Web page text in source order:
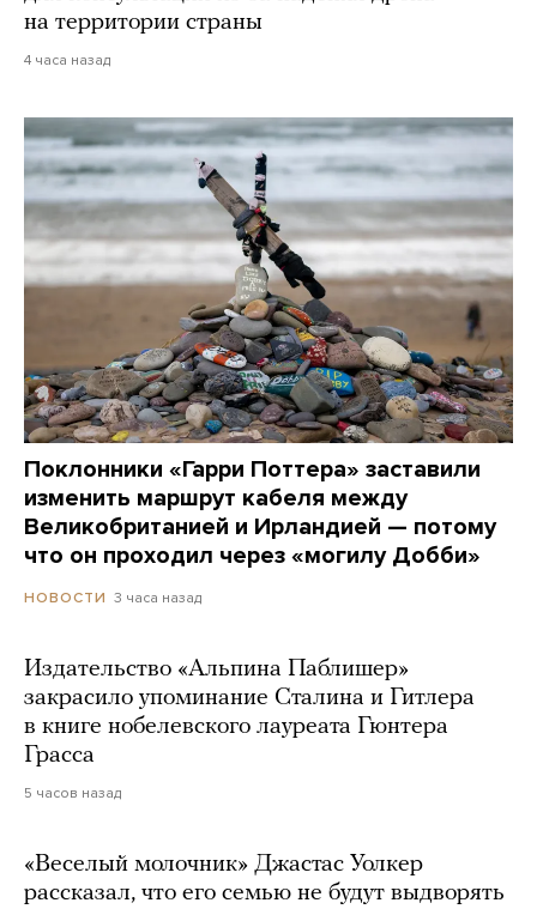
на территории страны
4 часа назад
Поклонники «Гарри Поттера» заставили
изменить маршрут кабеля между
Великобританией и Ирландией — потому
что он проходил через «могилу Добби»
НОВОСТИ 3 часа назад
Издательство «Альпина Паблишер»
закрасило упоминание Сталина и Гитлера
в книге нобелевского лауреата Гюнтера
Грасса
5 часов назад
«Веселый молочник» Джастас Уолкер
рассказал, что его семью не будут выдворять